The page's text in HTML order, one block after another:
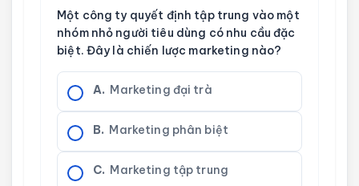
Một công ty quyết định tập trung vào một
nhóm nhỏ người tiêu dùng có nhu cầu đặc
biệt. Đây là chiến lược marketing nào?
A. Marketing đại trà
B. Marketing phân biệt
C. Marketing tập trung